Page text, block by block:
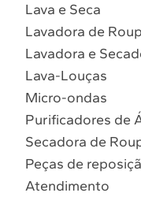
Lava e Seca
Lavadora de
Lavadora e
Lava-Louças
Micro-ondas
Purificadores de
Secadora de
Peças de
Atendimento